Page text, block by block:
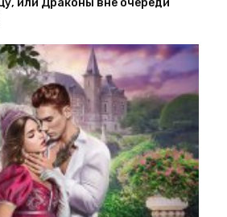
или Драконы вне очереди